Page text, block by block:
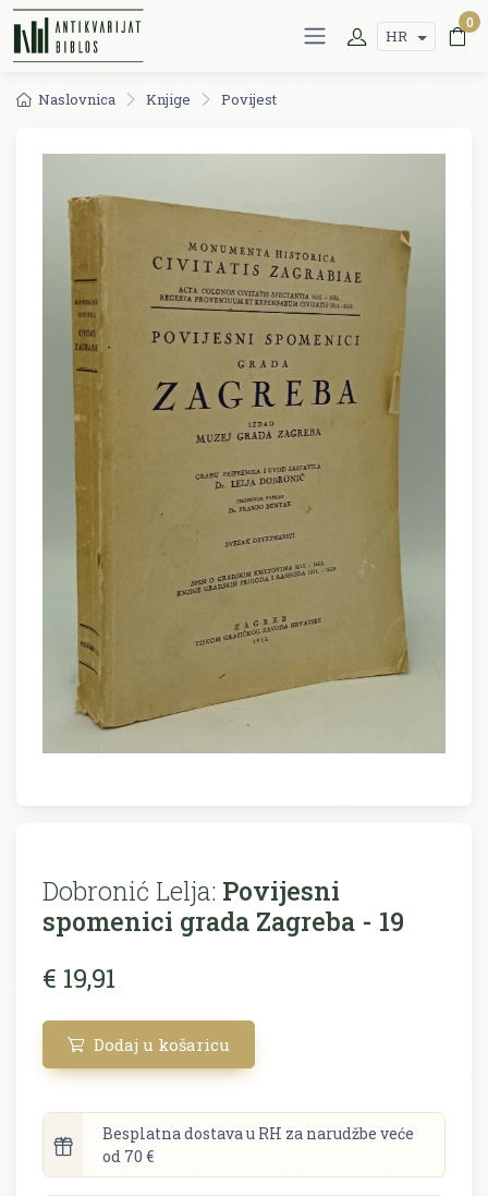
HR
0
Naslovnica Knjige Povijest
Dobronić Lelja: Povijesni
spomenici grada Zagreba - 19
€ 19,91
Dodaj u košaricu
Besplatna dostava u RH za narudžbe veće
od 70 €